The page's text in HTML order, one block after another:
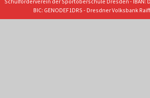
BIC: GENODEF1DRS - Dresdner Volksbank